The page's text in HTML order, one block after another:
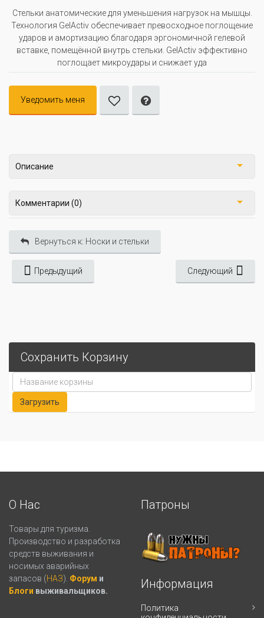
Стельки анатомические для уменьшения нагрузок на мышцы.
Технология GelActiv обеспечивает превосходное поглощение
ударов и амортизацию благодаря эргономичной гелевой
вставке, помещённой внутрь стельки. GelActiv эффективно
поглощает микроудары и снижает уда
Уведомить меня
Описание
Комментарии (0)
Вернуться к: Носки и стельки
Предыдущий Следующий
Сохранить Корзину
О Нас
Товары для туризма.
Производство и разработка
средств выживания и
носимых аварийных
запасов (НАЗ). Форум и
Блоги выживальщиков.
Патроны
Информация
Политика